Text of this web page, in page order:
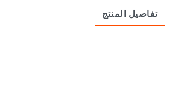
تفاصيل المنتج